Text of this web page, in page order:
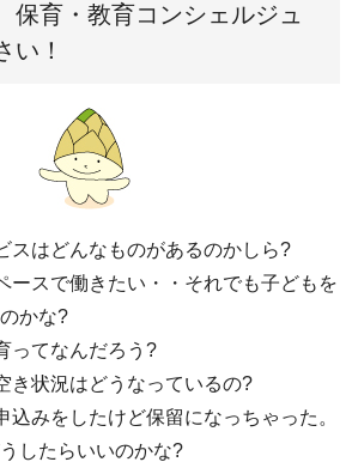
保育・教育コンシェルジュ
い！
スはどんなものがあるのかしら?
ースで働きたい・・それでも子どもを
かな?
ってなんだろう?
き状況はどうなっているの?
込みをしたけど保留になっちゃった。
したらいいのかな?